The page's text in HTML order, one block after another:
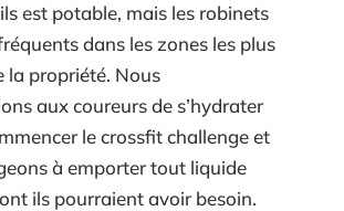
est potable, mais les robinets
dans les zones les plus
la propriété. Nous
aux coureurs de s’hydrater
le crossfit challenge et
à emporter tout liquide
ils pourraient avoir besoin.